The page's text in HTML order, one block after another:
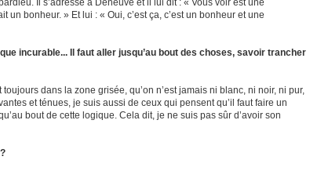
Il s’adresse à Deneuve et il lui dit : « Vous voir est une
bonheur. » Et lui : « Oui, c’est ça, c’est un bonheur et une
incurable... Il faut aller jusqu’au bout des choses, savoir trancher
dans la zone grisée, qu’on n’est jamais ni blanc, ni noir, ni pur,
et ténues, je suis aussi de ceux qui pensent qu’il faut faire un
bout de cette logique. Cela dit, je ne suis pas sûr d’avoir son